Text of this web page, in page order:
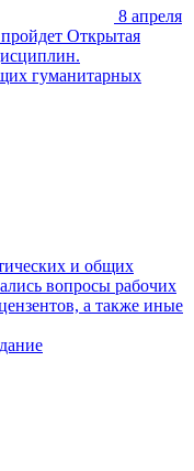
8 апреля
Открытая
гуманитарных
и общих
вопросы рабочих
а также иные